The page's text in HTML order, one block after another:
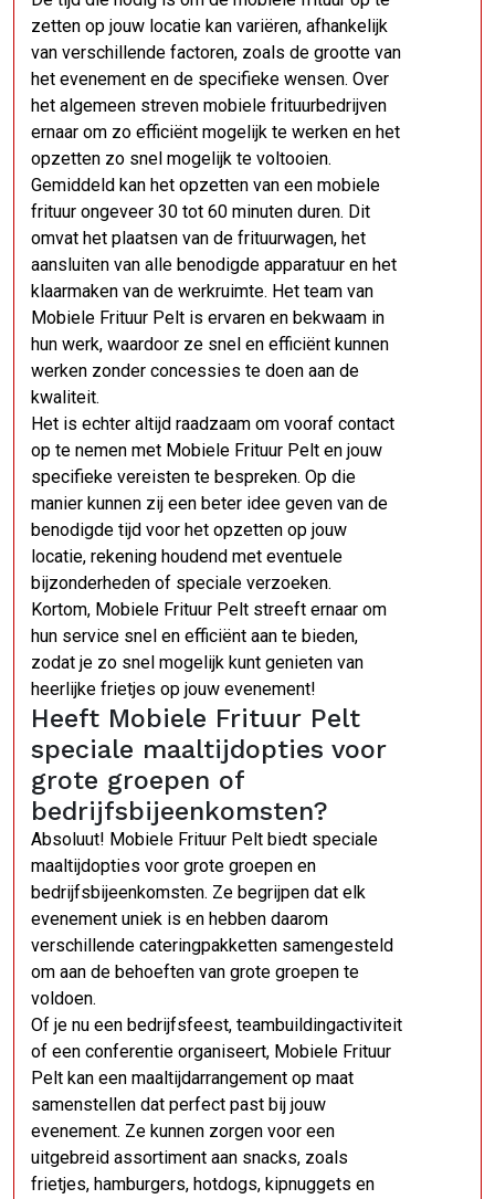
zetten op jouw locatie kan variëren, afhankelijk
van verschillende factoren, zoals de grootte van
het evenement en de specifieke wensen. Over
het algemeen streven mobiele frituurbedrijven
ernaar om zo efficiënt mogelijk te werken en het
opzetten zo snel mogelijk te voltooien.
Gemiddeld kan het opzetten van een mobiele
frituur ongeveer 30 tot 60 minuten duren. Dit
omvat het plaatsen van de frituurwagen, het
aansluiten van alle benodigde apparatuur en het
klaarmaken van de werkruimte. Het team van
Mobiele Frituur Pelt is ervaren en bekwaam in
hun werk, waardoor ze snel en efficiënt kunnen
werken zonder concessies te doen aan de
kwaliteit.
Het is echter altijd raadzaam om vooraf contact
op te nemen met Mobiele Frituur Pelt en jouw
specifieke vereisten te bespreken. Op die
manier kunnen zij een beter idee geven van de
benodigde tijd voor het opzetten op jouw
locatie, rekening houdend met eventuele
bijzonderheden of speciale verzoeken.
Kortom, Mobiele Frituur Pelt streeft ernaar om
hun service snel en efficiënt aan te bieden,
zodat je zo snel mogelijk kunt genieten van
heerlijke frietjes op jouw evenement!
Heeft Mobiele Frituur Pelt
speciale maaltijdopties voor
grote groepen of
bedrijfsbijeenkomsten?
Absoluut! Mobiele Frituur Pelt biedt speciale
maaltijdopties voor grote groepen en
bedrijfsbijeenkomsten. Ze begrijpen dat elk
evenement uniek is en hebben daarom
verschillende cateringpakketten samengesteld
om aan de behoeften van grote groepen te
voldoen.
Of je nu een bedrijfsfeest, teambuildingactiviteit
of een conferentie organiseert, Mobiele Frituur
Pelt kan een maaltijdarrangement op maat
samenstellen dat perfect past bij jouw
evenement. Ze kunnen zorgen voor een
uitgebreid assortiment aan snacks, zoals
frietjes, hamburgers, hotdogs, kipnuggets en